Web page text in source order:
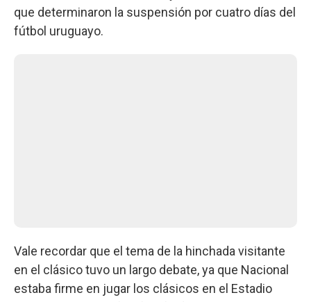
que determinaron la suspensión por cuatro días del
fútbol uruguayo.
Vale recordar que el tema de la hinchada visitante
en el clásico tuvo un largo debate, ya que Nacional
estaba firme en jugar los clásicos en el Estadio